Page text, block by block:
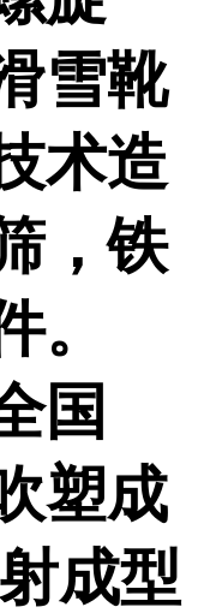
雪靴
术造
，铁
。
国
塑成
成型